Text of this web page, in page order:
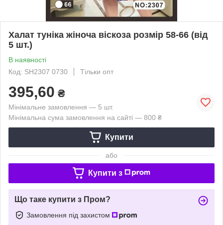
Халат туніка жіноча віскоза розмір 58-66 (від
5 шт.)
В наявності
Код: SH2307 0730
Тільки опт
395,60 ₴
Мінімальне замовлення — 5 шт.
Мінімальна сума замовлення на сайті — 800 ₴
Купити
або
Купити з
Що таке купити з Пром?
Замовлення під захистом